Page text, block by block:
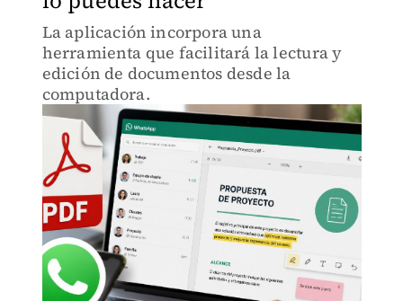
La aplicación incorpora una
herramienta que facilitará la lectura y
edición de documentos desde la
computadora.